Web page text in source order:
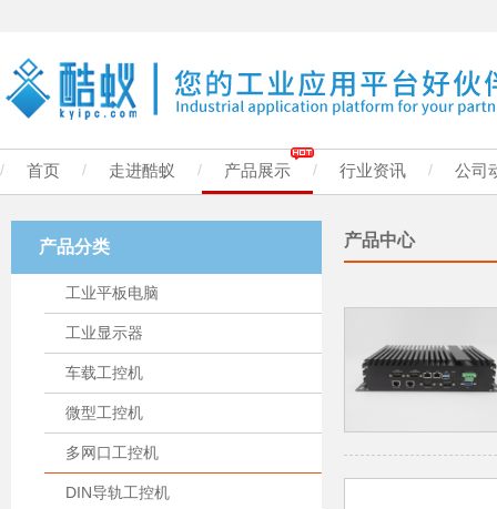
/ 首页 / 走进酷蚁 / 产品展示 / 行业资讯 / 公司
产品分类
工业平板电脑
工业显示器
车载工控机
微型工控机
多网口工控机
DIN导轨工控机
产品中心